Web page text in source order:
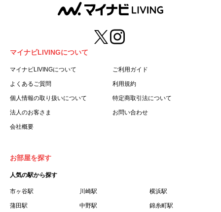
第３条（用語の定義）
１.「本サ―ビス」とは、第１章第１条で規定する当社が運
営するマイナビLIVINGを意味します。
２.「利用者」とは、第１章第２条に規定する本サービスを
利用する個人を意味します。
３.「本サイト」とは、当社が運営する本サービスに関する
ます。
５.「会員」とは、第２章第１条に基づき会員登録が完了し
た個人を意味します。
録した情報、本サービス利用中に当社が登録を求めた情報
った場合の当該情報を意味します。
７.「本会員制度」とは、会員による本サービスの利用の促
進を目的とした会員制度を意味します。
マイナビLIVINGについて
マイナビLIVINGについて ご利用ガイド
よくあるご質問 利用規約
個人情報の取り扱いについて 特定商取引法について
法人のお客さま お問い合わせ
会社概要
お部屋を探す
人気の駅から探す
市ヶ谷駅 川崎駅 横浜駅
蒲田駅 中野駅 錦糸町駅